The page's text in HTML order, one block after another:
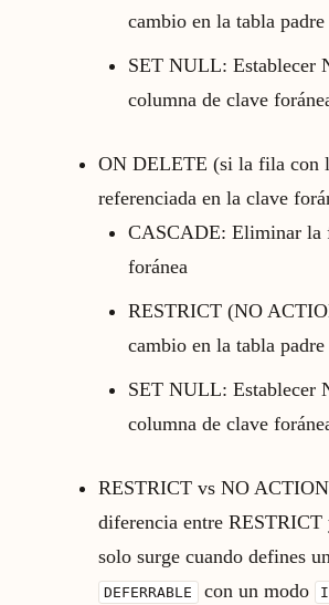
cambio en la tabla padre
SET NULL: Establecer
columna de clave
ON DELETE (si la fila con
referenciada en la clave
CASCADE: Eliminar la
foránea
RESTRICT (NO
cambio en la tabla padre
SET NULL: Establecer
columna de clave
RESTRICT vs NO
diferencia entre
solo surge cuando defines
DEFERRABLE con un modo